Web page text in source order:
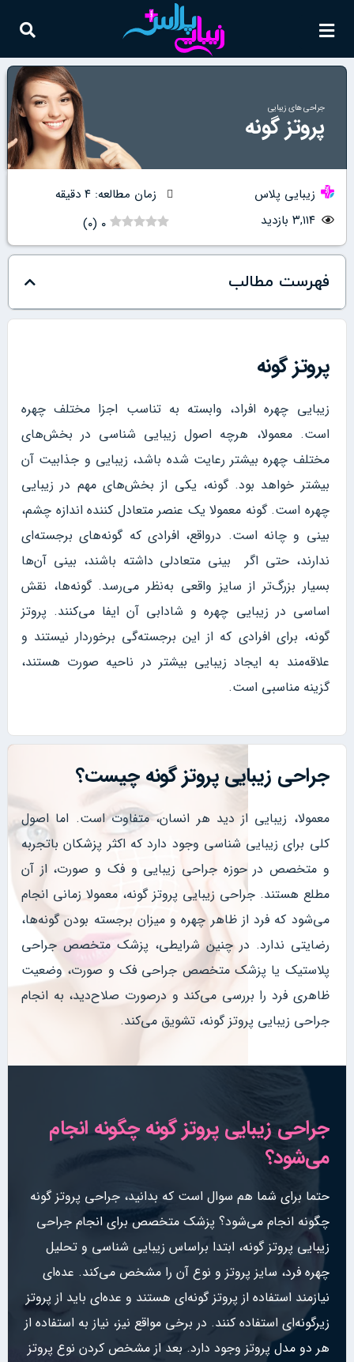
جراحی های زیبایی
پروتز گونه
زیبایی پلاس
زمان مطالعه: ۴ دقیقه
۳,۱۱۴ بازدید
۰ (۰)
فهرست مطالب
پروتز گونه
زیبایی چهره افراد، وابسته به تناسب اجزا مختلف چهره
است. معمولا، هرچه اصول زیبایی شناسی در بخش‌های
مختلف چهره بیشتر رعایت شده باشد، زیبایی و جذابیت آن
بیشتر خواهد بود. گونه، یکی از بخش‌های مهم در زیبایی
چهره است. گونه معمولا یک عنصر متعادل کننده اندازه چشم،
بینی و چانه است. درواقع، افرادی که گونه‌های برجسته‌ای
ندارند، حتی اگر بینی متعادلی داشته باشند، بینی آن‌ها
بسیار بزرگ‌تر از سایز واقعی به‌نظر می‌رسد. گونه‌ها، نقش
اساسی در زیبایی چهره و شادابی آن ایفا می‌کنند. پروتز
گونه، برای افرادی که از این برجسته‌گی برخوردار نیستند و
علاقه‌مند به ایجاد زیبایی بیشتر در ناحیه صورت هستند،
گزینه مناسبی است.
جراحی زیبایی پروتز گونه چیست؟
معمولا، زیبایی از دید هر انسان، متفاوت است. اما اصول
کلی برای زیبایی شناسی وجود دارد که اکثر پزشکان باتجربه
و متخصص در حوزه جراحی زیبایی و فک و صورت، از آن
مطلع هستند. جراحی زیبایی پروتز گونه، معمولا زمانی انجام
می‌شود که فرد از ظاهر چهره و میزان برجسته بودن گونه‌ها،
رضایتی ندارد. در چنین شرایطی، پزشک متخصص جراحی
پلاستیک یا پزشک متخصص جراحی فک و صورت، وضعیت
ظاهری فرد را بررسی می‌کند و درصورت صلاح‌دید، به انجام
جراحی زیبایی پروتز گونه، تشویق می‌کند.
جراحی زیبایی پروتز گونه چگونه انجام
می‌شود؟
حتما برای شما هم سوال است که بدانید، جراحی پروتز گونه
چگونه انجام می‌شود؟ پزشک متخصص برای انجام جراحی
زیبایی پروتز گونه، ابتدا براساس زیبایی شناسی و تحلیل
چهره فرد، سایز پروتز و نوع آن را مشخص می‌کند. عده‌ای
نیازمند استفاده از پروتز گونه‌ای هستند و عده‌ای باید از پروتز
زیرگونه‌ای استفاده کنند. در برخی مواقع نیز، نیاز به استفاده از
هر دو مدل پروتز وجود دارد. بعد از مشخص کردن نوع پروتز